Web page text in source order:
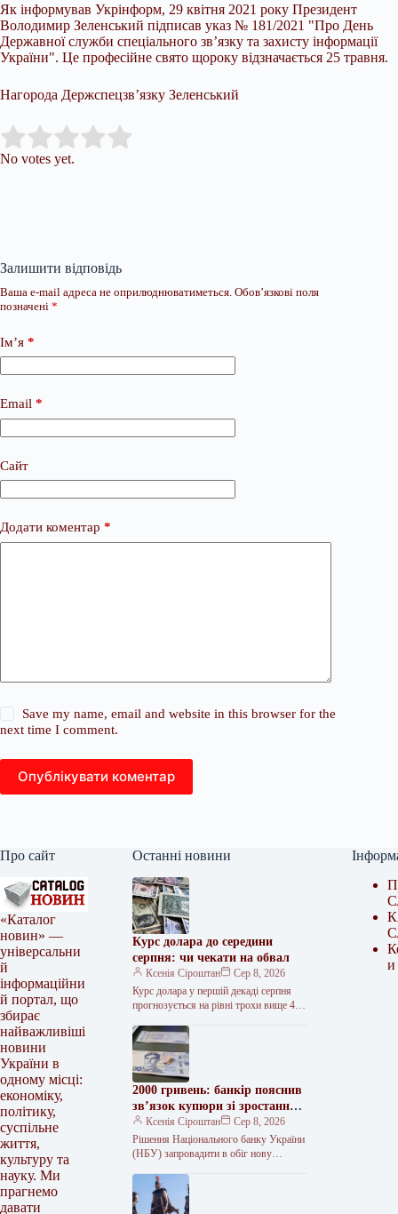
Як інформував Укрінформ, 29 квітня 2021 року Президент
Володимир Зеленський підписав указ № 181/2021 "Про День
Державної служби спеціального зв’язку та захисту інформації
України". Це професійне свято щороку відзначається 25 травня.
Нагорода Держспецзв’язку Зеленський
Rate this item:
No votes yet.
Залишити відповідь
Ваша e-mail адреса не оприлюднюватиметься. Обов’язкові поля
позначені *
Ім’я *
Email *
Сайт
Додати коментар *
Save my name, email and website in this browser for the
next time I comment.
Опублікувати коментар
Про сайт
«Каталог
новин» —
універсальни
й
інформаційни
й портал, що
збирає
найважливіші
новини
України в
одному місці:
економіку,
політику,
суспільне
життя,
культуру та
науку. Ми
прагнемо
давати
Останні новини
Курс долара до середини
серпня: чи чекати на обвал
Ксенія Сіроштан
Сер 8, 2026
Курс долара у першій декаді серпня
прогнозується на рівні трохи вище 45
посилює тривожність у частини…
2000 гривень: банкір пояснив
зв’язок купюри зі зростанням
доходів громадян
Ксенія Сіроштан
Сер 8, 2026
Рішення Національного банку України
(НБУ) запровадити в обіг нову
гривень багатьма було сприйнято як
свідчення інфляції…
и